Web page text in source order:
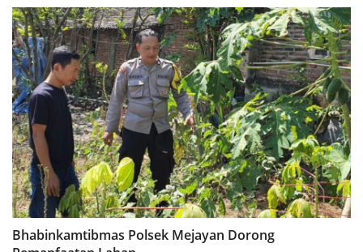
Bhabinkamtibmas Polsek Mejayan Dorong